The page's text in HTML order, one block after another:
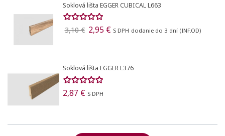
Soklová lišta EGGER CUBICAL L663
3,10 € 2,95 € S DPH dodanie do 3 dní (INF.OD)
Soklová lišta EGGER L376
2,87 € S DPH